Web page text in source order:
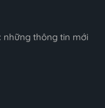
những thông tin mới